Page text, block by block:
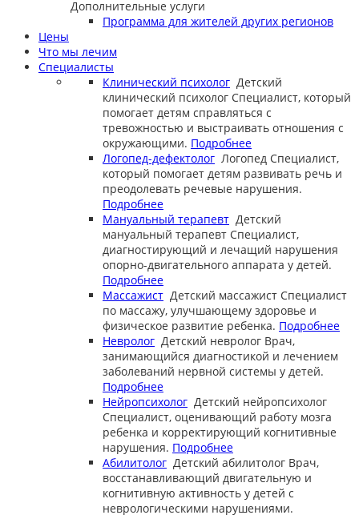
Дополнительные услуги
Программа для жителей других регионов
Цены
Что мы лечим
Специалисты
Клинический психолог Детский
клинический психолог Специалист, который
помогает детям справляться с
тревожностью и выстраивать отношения с
окружающими. Подробнее
Логопед-дефектолог Логопед Специалист,
который помогает детям развивать речь и
преодолевать речевые нарушения.
Подробнее
Мануальный терапевт Детский
мануальный терапевт Специалист,
диагностирующий и лечащий нарушения
опорно-двигательного аппарата у детей.
Подробнее
Массажист Детский массажист Специалист
по массажу, улучшающему здоровье и
физическое развитие ребенка. Подробнее
Невролог Детский невролог Врач,
занимающийся диагностикой и лечением
заболеваний нервной системы у детей.
Подробнее
Нейропсихолог Детский нейропсихолог
Специалист, оценивающий работу мозга
ребенка и корректирующий когнитивные
нарушения. Подробнее
Абилитолог Детский абилитолог Врач,
восстанавливающий двигательную и
когнитивную активность у детей с
неврологическими нарушениями.